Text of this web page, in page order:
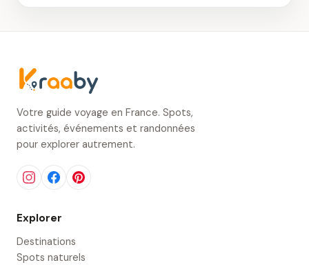
Votre guide voyage en France. Spots,
activités, événements et randonnées
pour explorer autrement.
Explorer
Destinations
Spots naturels